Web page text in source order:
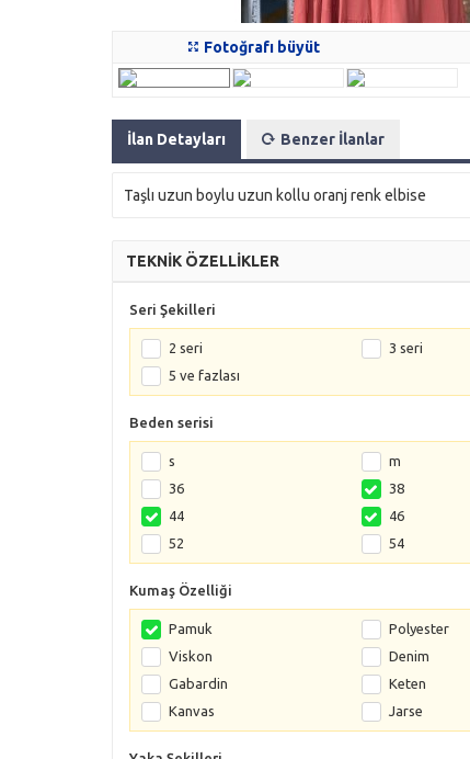
Fotoğrafı büyüt
İlan Detayları Benzer İlanlar
Taşlı uzun boylu uzun kollu oranj renk elbise
TEKNİK ÖZELLİKLER
Seri Şekilleri
2 seri 3 seri
5 ve fazlası
Beden serisi
s m
36
38
44
46
52
54
Kumaş Özelliği
Pamuk Polyester
Viskon
Denim
Gabardin
Keten
Kanvas
Jarse